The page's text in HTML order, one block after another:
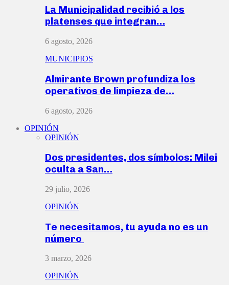
La Municipalidad recibió a los
platenses que integran…
6 agosto, 2026
MUNICIPIOS
Almirante Brown profundiza los
operativos de limpieza de…
6 agosto, 2026
OPINIÓN
OPINIÓN
Dos presidentes, dos símbolos: Milei
oculta a San…
29 julio, 2026
OPINIÓN
Te necesitamos, tu ayuda no es un
número
3 marzo, 2026
OPINIÓN